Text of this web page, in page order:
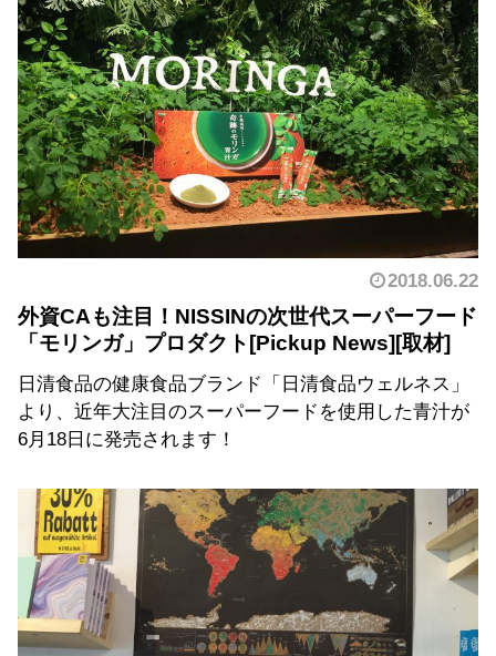
2018.06.22
外資CAも注目！NISSINの次世代スーパーフード
「モリンガ」プロダクト
日清食品の健康食品ブランド「日清食品ウェルネス」
より、近年大注目のスーパーフードを使用した青汁が
6月18日に発売されます！